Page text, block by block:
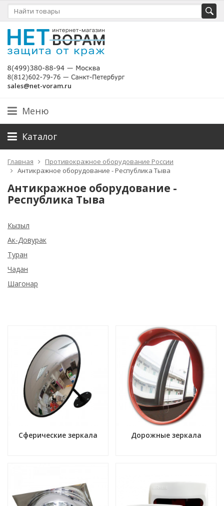
sales@net-voram.ru
Меню
Каталог
Главная
Противокражное оборудование России
Антикражное оборудование - Республика Тыва
Антикражное оборудование -
Республика Тыва
Кызыл
Ак-Довурак
Туран
Чадан
Шагонар
Сферические зеркала Дорожные зеркала